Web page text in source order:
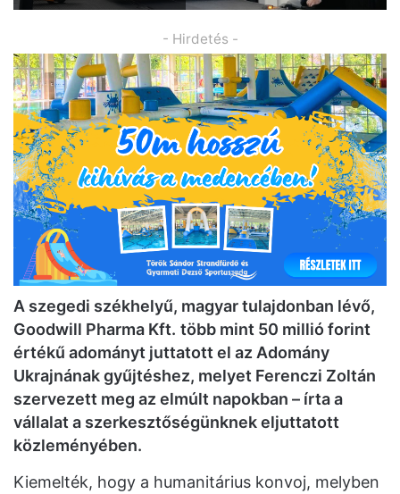
- Hirdetés -
A szegedi székhelyű, magyar tulajdonban lévő,
Goodwill Pharma Kft. több mint 50 millió forint
értékű adományt juttatott el az Adomány
Ukrajnának gyűjtéshez, melyet Ferenczi Zoltán
szervezett meg az elmúlt napokban – írta a
vállalat a szerkesztőségünknek eljuttatott
közleményében.
Kiemelték, hogy a humanitárius konvoj, melyben